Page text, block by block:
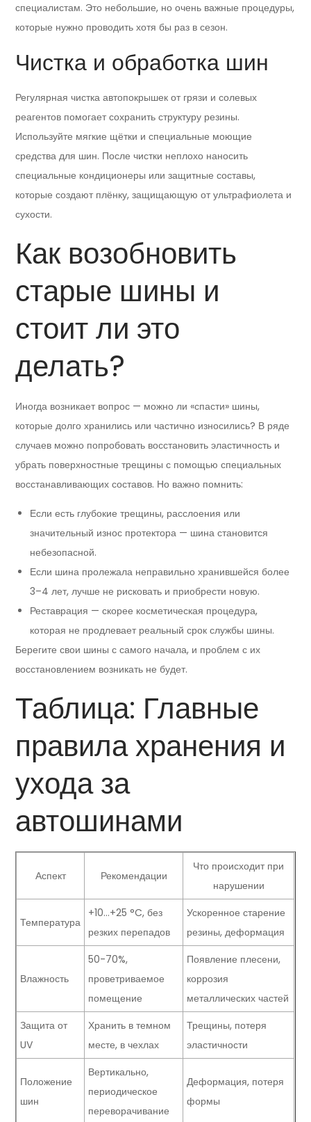
специалистам. Это небольшие, но очень важные процедуры,
которые нужно проводить хотя бы раз в сезон.
Чистка и обработка шин
Регулярная чистка автопокрышек от грязи и солевых
реагентов помогает сохранить структуру резины.
Используйте мягкие щётки и специальные моющие
средства для шин. После чистки неплохо наносить
специальные кондиционеры или защитные составы,
которые создают плёнку, защищающую от ультрафиолета и
сухости.
Как возобновить
старые шины и
стоит ли это
делать?
Иногда возникает вопрос — можно ли «спасти» шины,
которые долго хранились или частично износились? В ряде
случаев можно попробовать восстановить эластичность и
убрать поверхностные трещины с помощью специальных
восстанавливающих составов. Но важно помнить:
Если есть глубокие трещины, расслоения или
значительный износ протектора — шина становится
небезопасной.
Если шина пролежала неправильно хранившейся более
3–4 лет, лучше не рисковать и приобрести новую.
Реставрация — скорее косметическая процедура,
которая не продлевает реальный срок службы шины.
Берегите свои шины с самого начала, и проблем с их
восстановлением возникать не будет.
Таблица: Главные
правила хранения и
ухода за
автошинами
Аспект Рекомендации
Что происходит при
нарушении
Температура
+10…+25 °C, без
резких перепадов
Ускоренное старение
резины, деформация
Влажность
50-70%,
проветриваемое
помещение
Появление плесени,
коррозия
металлических частей
Защита от
UV
Хранить в темном
месте, в чехлах
Трещины, потеря
эластичности
Положение
шин
Вертикально,
периодическое
переворачивание
Деформация, потеря
формы